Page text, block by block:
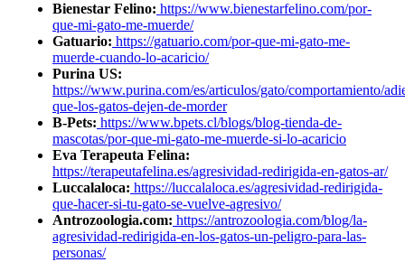
Bienestar Felino: https://www.bienestarfelino.com/por-
que-mi-gato-me-muerde/
Gatuario: https://gatuario.com/por-que-mi-gato-me-
muerde-cuando-lo-acaricio/
Purina US:
https://www.purina.com/es/articulos/gato/comportamiento/
que-los-gatos-dejen-de-morder
B-Pets: https://www.bpets.cl/blogs/blog-tienda-de-
mascotas/por-que-mi-gato-me-muerde-si-lo-acaricio
Eva Terapeuta Felina:
https://terapeutafelina.es/agresividad-redirigida-en-gatos-ar/
Luccalaloca: https://luccalaloca.es/agresividad-redirigida-
que-hacer-si-tu-gato-se-vuelve-agresivo/
Antrozoologia.com: https://antrozoologia.com/blog/la-
agresividad-redirigida-en-los-gatos-un-peligro-para-las-
personas/